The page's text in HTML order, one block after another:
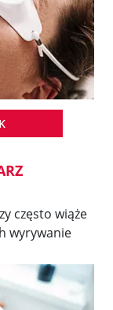
często wiąże
wyrywanie